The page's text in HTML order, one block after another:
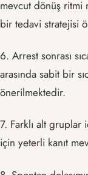
mevcut dönüş ritmi
bir tedavi stratejisi
6. Arrest sonrası
arasında sabit bir
önerilmektedir.
7. Farklı alt gruplar
için yeterli kanıt